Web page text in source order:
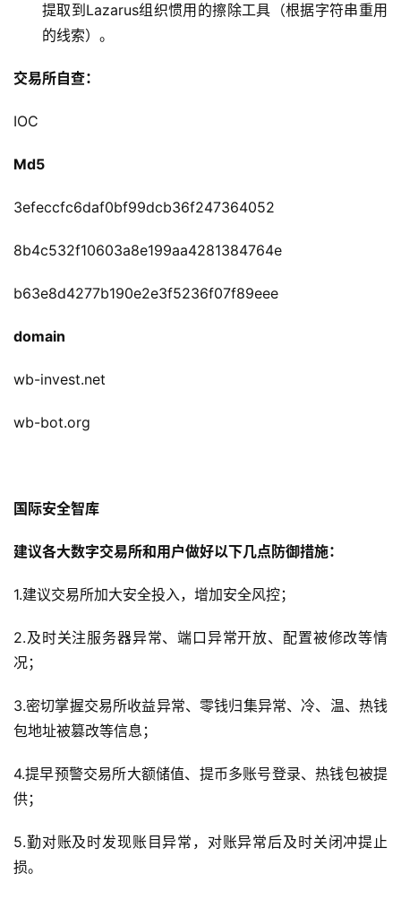
提取到Lazarus组织惯用的擦除工具（根据字符串重用
的线索）。
交易所自查：
IOC
Md5
3efeccfc6daf0bf99dcb36f247364052
8b4c532f10603a8e199aa4281384764e
b63e8d4277b190e2e3f5236f07f89eee
domain
wb-invest.net
wb-bot.org
国际安全智库
建议各大数字交易所和用户做好以下几点防御措施：
1.建议交易所加大安全投入，增加安全风控；
2.及时关注服务器异常、端口异常开放、配置被修改等情
况；
3.密切掌握交易所收益异常、零钱归集异常、冷、温、热钱
包地址被篡改等信息；
4.提早预警交易所大额储值、提币多账号登录、热钱包被提
供；
5.勤对账及时发现账目异常，对账异常后及时关闭冲提止
损。